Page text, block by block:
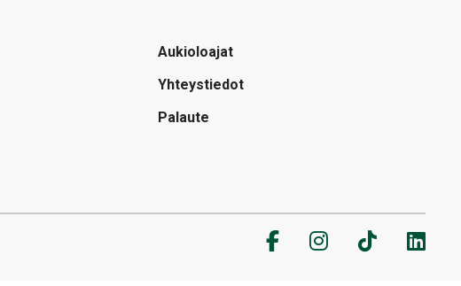
Aukioloajat
Yhteystiedot
Palaute